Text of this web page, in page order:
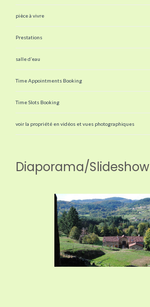
pièce à vivre
Prestations
salle d’eau
Time Appointments Booking
Time Slots Booking
voir la propriété en vidéos et vues photographiques
Diaporama/Slideshow